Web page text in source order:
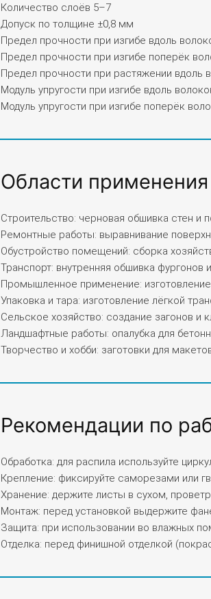
Количество слоёв 5–7
Допуск по толщине ±0,8 мм
Предел прочности при изгибе вдоль
Предел прочности при изгибе поперёк
Предел прочности при растяжении
Модуль упругости при изгибе вдоль
Модуль упругости при изгибе поперёк
Области применения
Строительство: черновая обшивка стен и
Ремонтные работы: выравнивание
Обустройство помещений: сборка
Транспорт: внутренняя обшивка фургонов
Промышленное применение:
Упаковка и тара: изготовление лёгкой
Сельское хозяйство: создание загонов и
Ландшафтные работы: опалубка для
Творчество и хобби: заготовки для
Рекомендации по
Обработка: для распила используйте
Крепление: фиксируйте саморезами или
Хранение: держите листы в сухом,
Монтаж: перед установкой выдержите
Защита: при использовании во влажных
Отделка: перед финишной отделкой